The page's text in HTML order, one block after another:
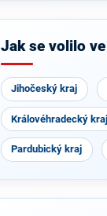
a
Jak se volilo
Jihočeský kraj
Královéhradecký kraj
Pardubický kraj